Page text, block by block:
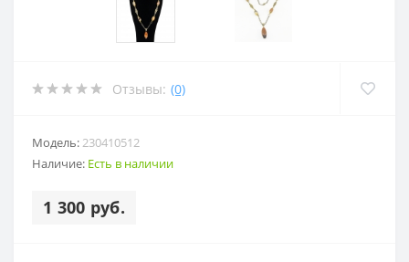
Отзывы: (0)
Модель:230410512
Наличие: Есть в наличии
1 300 руб.